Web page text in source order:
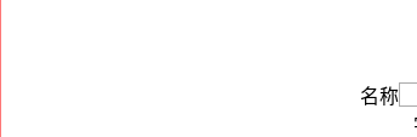
名称